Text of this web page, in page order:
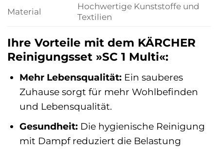
Material
Hochwertige Kunststoffe und
Textilien
Ihre Vorteile mit dem KÄRCHER
Reinigungsset »SC 1 Multi«:
Mehr Lebensqualität:Ein sauberes
Zuhause sorgt für mehr Wohlbefinden
und Lebensqualität.
Gesundheit:Die hygienische Reinigung
mit Dampf reduziert die Belastung